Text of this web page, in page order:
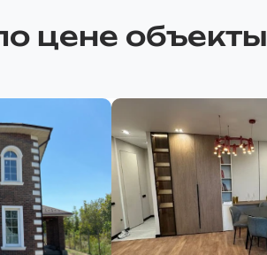
цене объекты